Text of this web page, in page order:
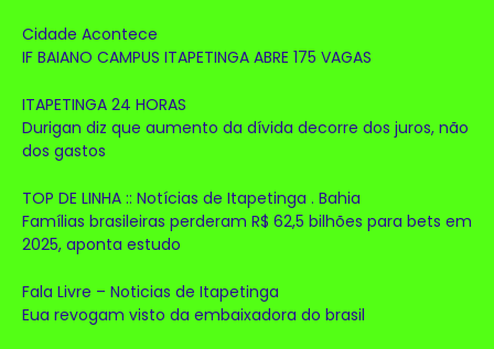
Cidade Acontece
IF BAIANO CAMPUS ITAPETINGA ABRE 175 VAGAS
ITAPETINGA 24 HORAS
Durigan diz que aumento da dívida decorre dos juros, não
dos gastos
TOP DE LINHA :: Notícias de Itapetinga . Bahia
Famílias brasileiras perderam R$ 62,5 bilhões para bets em
2025, aponta estudo
Fala Livre – Noticias de Itapetinga
Eua revogam visto da embaixadora do brasil